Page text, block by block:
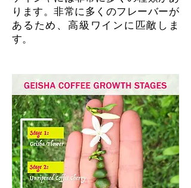
ります。非常に多くのフレーバーが
あるため、高級ワインに匹敵しま
す。